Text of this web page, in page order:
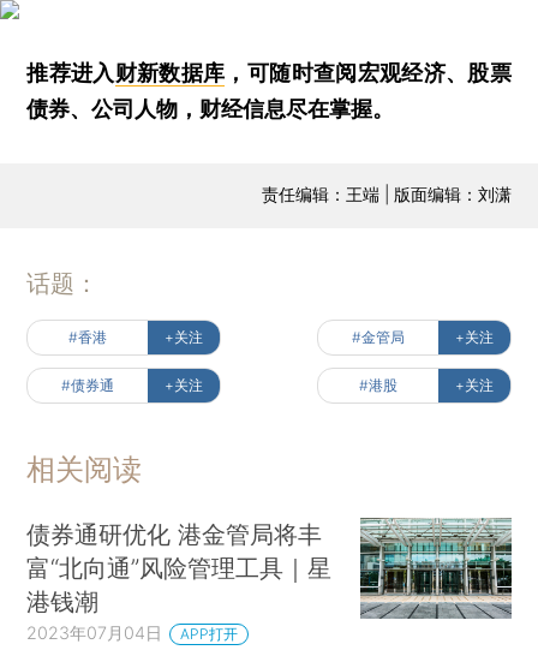
推荐进入财新数据库 ，可随时查阅宏观经济、股票
债券、公司人物，财经信息尽在掌握。
责任编辑：王端 | 版面编辑：刘潇
话题：
#香港 +关注 #金管局 +关注
#债券通 +关注 #港股 +关注
相关阅读
债券通研优化 港金管局将丰
富“北向通”风险管理工具｜星
港钱潮
2023年07月04日 APP打开